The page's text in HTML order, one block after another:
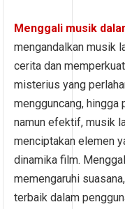
Menggali musik
mengandalkan musik
cerita dan
misterius yang
mengguncang, hingga
namun efektif, musik
menciptakan elemen
dinamika film.
memengaruhi
terbaik dalam